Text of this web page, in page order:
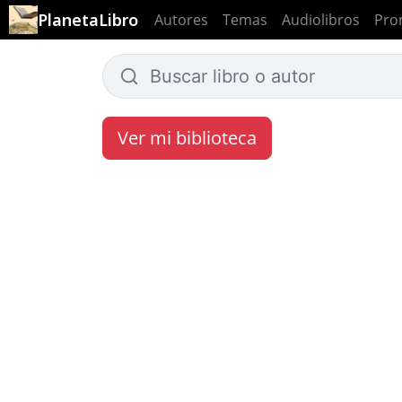
PlanetaLibro Autores Temas Audiolibros
Ver mi biblioteca